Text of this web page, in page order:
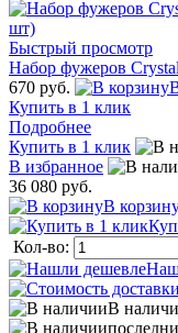
Быстрый просмотр
Набор фужеров
670 руб.
Купить в 1 клик
Подробнее
Купить в 1 клик
В избранное
36 080 руб.
В
Кол-во:
В